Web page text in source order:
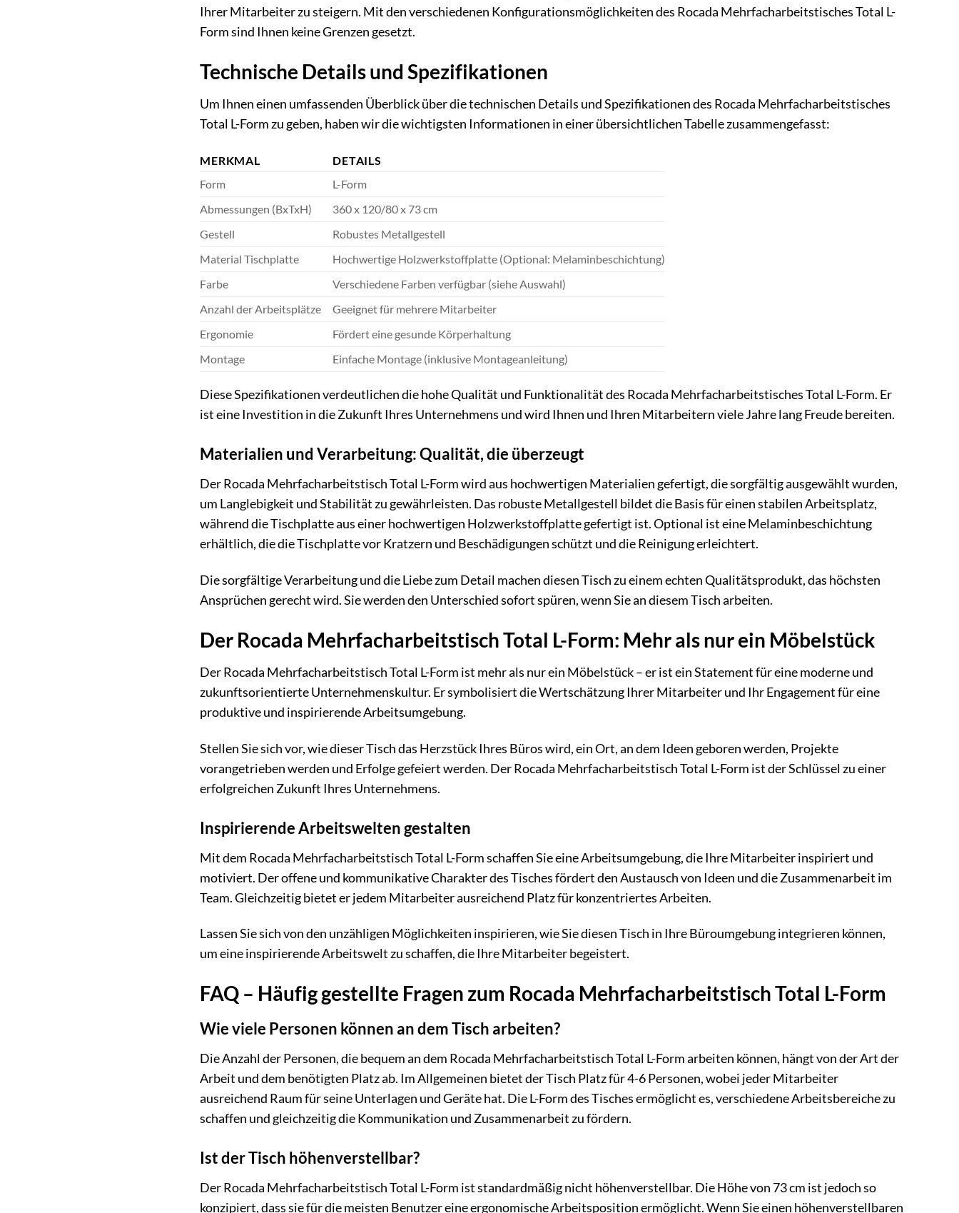
Ihrer Mitarbeiter zu steigern. Mit den verschiedenen Konfigurationsmöglichkeiten des Rocada Mehrfacharbeitstisches Total L-
Form sind Ihnen keine Grenzen gesetzt.
Technische Details und Spezifikationen
Um Ihnen einen umfassenden Überblick über die technischen Details und Spezifikationen des Rocada Mehrfacharbeitstisches
Total L-Form zu geben, haben wir die wichtigsten Informationen in einer übersichtlichen Tabelle zusammengefasst:
MERKMAL
DETAILS
Form
L-Form
Abmessungen (BxTxH)
360 x 120/80 x 73 cm
Gestell
Robustes Metallgestell
Material Tischplatte
Hochwertige Holzwerkstoffplatte (Optional: Melaminbeschichtung)
Farbe
Verschiedene Farben verfügbar (siehe Auswahl)
Anzahl der Arbeitsplätze
Geeignet für mehrere Mitarbeiter
Ergonomie
Fördert eine gesunde Körperhaltung
Montage
Einfache Montage (inklusive Montageanleitung)
Diese Spezifikationen verdeutlichen die hohe Qualität und Funktionalität des Rocada Mehrfacharbeitstisches Total L-Form. Er
ist eine Investition in die Zukunft Ihres Unternehmens und wird Ihnen und Ihren Mitarbeitern viele Jahre lang Freude bereiten.
Materialien und Verarbeitung: Qualität, die überzeugt
Der Rocada Mehrfacharbeitstisch Total L-Form wird aus hochwertigen Materialien gefertigt, die sorgfältig ausgewählt wurden,
um Langlebigkeit und Stabilität zu gewährleisten. Das robuste Metallgestell bildet die Basis für einen stabilen Arbeitsplatz,
während die Tischplatte aus einer hochwertigen Holzwerkstoffplatte gefertigt ist. Optional ist eine Melaminbeschichtung
erhältlich, die die Tischplatte vor Kratzern und Beschädigungen schützt und die Reinigung erleichtert.
Die sorgfältige Verarbeitung und die Liebe zum Detail machen diesen Tisch zu einem echten Qualitätsprodukt, das höchsten
Ansprüchen gerecht wird. Sie werden den Unterschied sofort spüren, wenn Sie an diesem Tisch arbeiten.
Der Rocada Mehrfacharbeitstisch Total L-Form: Mehr als nur ein Möbelstück
Der Rocada Mehrfacharbeitstisch Total L-Form ist mehr als nur ein Möbelstück – er ist ein Statement für eine moderne und
zukunftsorientierte Unternehmenskultur. Er symbolisiert die Wertschätzung Ihrer Mitarbeiter und Ihr Engagement für eine
produktive und inspirierende Arbeitsumgebung.
Stellen Sie sich vor, wie dieser Tisch das Herzstück Ihres Büros wird, ein Ort, an dem Ideen geboren werden, Projekte
vorangetrieben werden und Erfolge gefeiert werden. Der Rocada Mehrfacharbeitstisch Total L-Form ist der Schlüssel zu einer
erfolgreichen Zukunft Ihres Unternehmens.
Inspirierende Arbeitswelten gestalten
Mit dem Rocada Mehrfacharbeitstisch Total L-Form schaffen Sie eine Arbeitsumgebung, die Ihre Mitarbeiter inspiriert und
motiviert. Der offene und kommunikative Charakter des Tisches fördert den Austausch von Ideen und die Zusammenarbeit im
Team. Gleichzeitig bietet er jedem Mitarbeiter ausreichend Platz für konzentriertes Arbeiten.
Lassen Sie sich von den unzähligen Möglichkeiten inspirieren, wie Sie diesen Tisch in Ihre Büroumgebung integrieren können,
um eine inspirierende Arbeitswelt zu schaffen, die Ihre Mitarbeiter begeistert.
FAQ – Häufig gestellte Fragen zum Rocada Mehrfacharbeitstisch Total L-Form
Wie viele Personen können an dem Tisch arbeiten?
Die Anzahl der Personen, die bequem an dem Rocada Mehrfacharbeitstisch Total L-Form arbeiten können, hängt von der Art der
Arbeit und dem benötigten Platz ab. Im Allgemeinen bietet der Tisch Platz für 4-6 Personen, wobei jeder Mitarbeiter
ausreichend Raum für seine Unterlagen und Geräte hat. Die L-Form des Tisches ermöglicht es, verschiedene Arbeitsbereiche zu
schaffen und gleichzeitig die Kommunikation und Zusammenarbeit zu fördern.
Ist der Tisch höhenverstellbar?
Der Rocada Mehrfacharbeitstisch Total L-Form ist standardmäßig nicht höhenverstellbar. Die Höhe von 73 cm ist jedoch so
konzipiert, dass sie für die meisten Benutzer eine ergonomische Arbeitsposition ermöglicht. Wenn Sie einen höhenverstellbaren